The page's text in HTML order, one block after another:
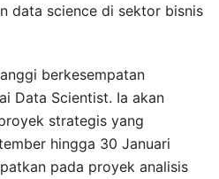
data science di sektor bisnis
berkesempatan
Data Scientist. Ia akan
strategis yang
hingga 30 Januari
pada proyek analisis